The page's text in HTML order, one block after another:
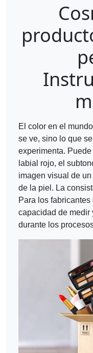
El color en el
se ve, sino lo que
experimenta.
labial rojo, el
imagen visual de
de la piel. La
Para los
capacidad de medir
durante los